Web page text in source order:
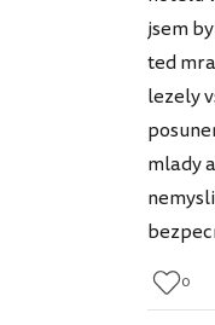
jsem
ted
lezely
mlady
0